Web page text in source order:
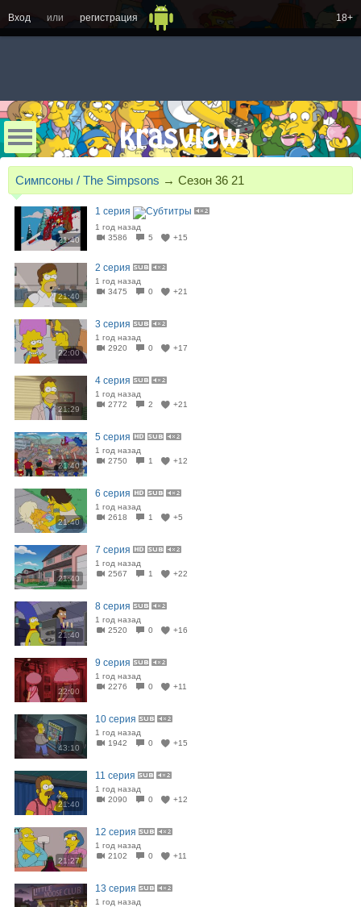
Вход или регистрация 18+
Симпсоны / The Simpsons → Сезон 36 21
21:40
1 серия
1 год назад
3586
5 +15
21:40
2 серия
1 год назад
3475
0 +21
22:00
3 серия
1 год назад
2920
0 +17
21:29
4 серия
1 год назад
2772
2 +21
21:40
5 серия
1 год назад
2750
1 +12
21:40
6 серия
1 год назад
2618
1 +5
21:40
7 серия
1 год назад
2567
1 +22
21:40
8 серия
1 год назад
2520
0 +16
22:00
9 серия
1 год назад
2276
0 +11
43:10
10 серия
1 год назад
1942
0 +15
21:40
11 серия
1 год назад
2090
0 +12
21:27
12 серия
1 год назад
2102
0 +11
13 серия
1 год назад